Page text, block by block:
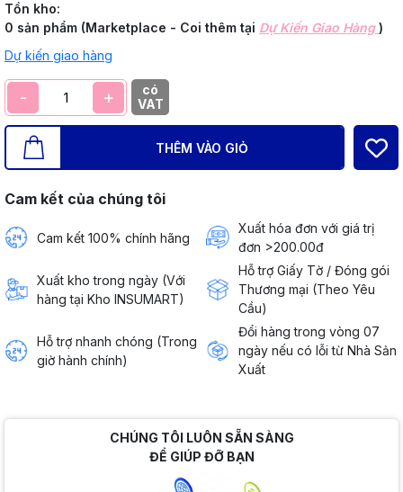
Tồn kho:
0 sản phẩm (Marketplace - Coi thêm tại Dự Kiến Giao Hàng)
Dự kiến giao hàng
- +
có
VAT
THÊM VÀO GIỎ
Cam kết của chúng tôi
Cam kết 100% chính hãng
Xuất hóa đơn với giá trị
đơn >200.00đ
Xuất kho trong ngày (Với
hàng tại Kho INSUMART)
Hỗ trợ Giấy Tờ / Đóng gói
Thương mại (Theo Yêu
Cầu)
Hỗ trợ nhanh chóng (Trong
giờ hành chính)
Đổi hàng trong vòng 07
ngày nếu có lỗi từ Nhà Sản
Xuất
CHÚNG TÔI LUÔN SẴN SÀNG
ĐỂ GIÚP ĐỠ BẠN